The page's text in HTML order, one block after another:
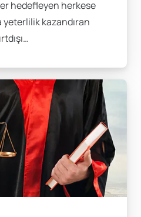
hedefleyen herkese
kazandıran